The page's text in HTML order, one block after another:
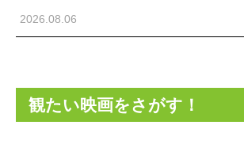
2026.08.06
観たい映画をさがす！